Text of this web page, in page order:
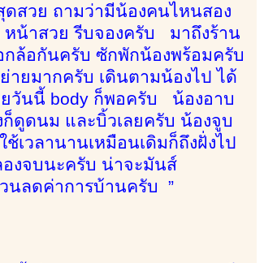
ดสวย ถามว่ามีน้องคนไหนสอง
หน้าสวย รีบจองครับ มาถึงร้าน
ล้อกันครับ ซักพักน้องพร้อมครับ
ายมากครับ เดินตามน้องไป ได้
วันนี้ body ก็พอครับ น้องอาบ
ดูดนม และบิ้วเลยครับ น้องจูบ
เวลานานเหมือนเดิมก็ถึงฝั่งไป
งจบนะครับ น่าจะมันส์
นลดค่าการบ้านครับ ”